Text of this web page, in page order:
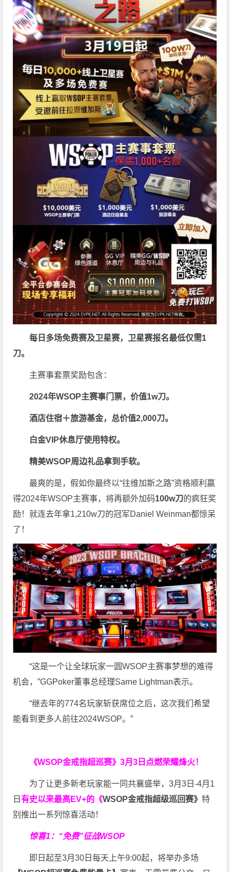
每日多场免费赛及卫星赛，卫星赛报名最低仅需1
刀。
主赛事套票奖励包含：
2024年WSOP主赛事门票，价值1w刀。
酒店住宿＋旅游基金，总价值2,000刀。
白金VIP休息厅使用特权。
精美WSOP周边礼品拿到手软。
最爽的是，假如你最终以“往维加斯之路”资格顺利赢
得2024年WSOP主赛事，将再额外加码100w刀的疯狂奖
励！就连去年拿1,210w刀的冠军Daniel Weinman都惊呆
了！
“这是一个让全球玩家一圆WSOP主赛事梦想的难得
机会，”GGPoker董事总经理Sarne Lightman表示。
“继去年的774名玩家斩获席位之后，这次我们希望
能看到更多人前往2024WSOP。”
《WSOP金戒指超巡赛》3月3日点燃荣耀烽火！
为了让更多新老玩家能一同共襄盛举，3月3日-4月1
日有史以来最高EV+的《WSOP金戒指超级巡回赛》特
别推出一系列惊喜活动！
惊喜1：“免费”征战WSOP
即日起至3月30日每天上午9:00起，将举办多场